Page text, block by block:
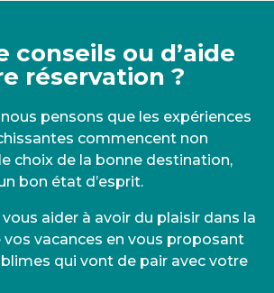
conseils ou d’aide
réservation ?
pensons que les expériences
commencent non
choix de la bonne destination,
bon état d’esprit.
aider à avoir du plaisir dans la
vacances en vous proposant
qui vont de pair avec votre